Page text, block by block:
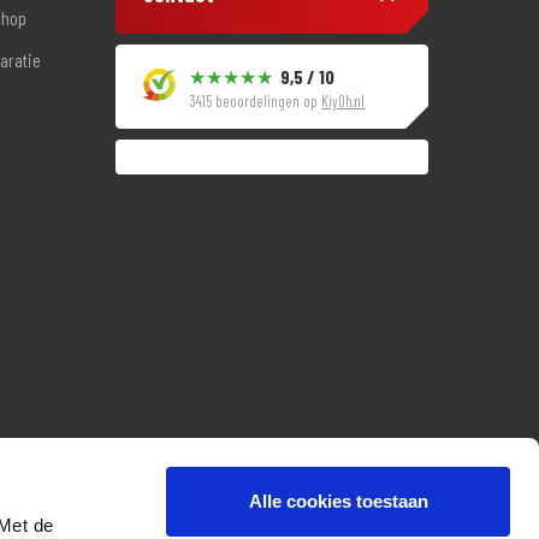
de
Alle cookies toestaan
9,5 / 10
3415 beoordelingen op KiyOh.nl